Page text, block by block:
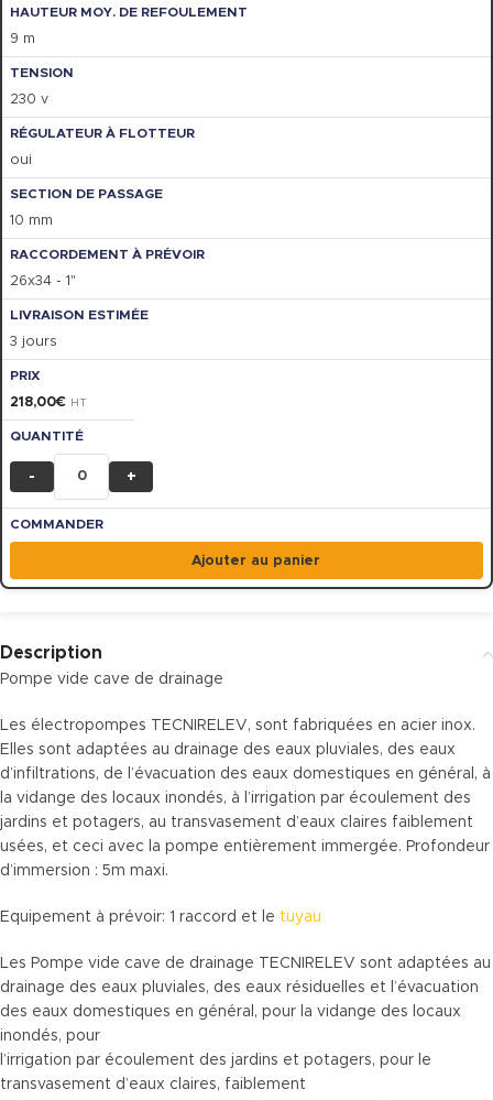
9 m
230 v
oui
10 mm
26x34 - 1"
3 jours
218,00€ HT
- +
Ajouter au panier
Description
Pompe vide cave de drainage
Les électropompes TECNIRELEV, sont fabriquées en acier inox.
Elles sont adaptées au drainage des eaux pluviales, des eaux
d’infiltrations, de l’évacuation des eaux domestiques en général, à
la vidange des locaux inondés, à l’irrigation par écoulement des
jardins et potagers, au transvasement d’eaux claires faiblement
usées, et ceci avec la pompe entièrement immergée. Profondeur
d’immersion : 5m maxi.
Equipement à prévoir: 1 raccord et le tuyau
Les Pompe vide cave de drainage TECNIRELEV sont adaptées au
drainage des eaux pluviales, des eaux résiduelles et l’évacuation
des eaux domestiques en général, pour la vidange des locaux
inondés, pour
l’irrigation par écoulement des jardins et potagers, pour le
transvasement d’eaux claires, faiblement